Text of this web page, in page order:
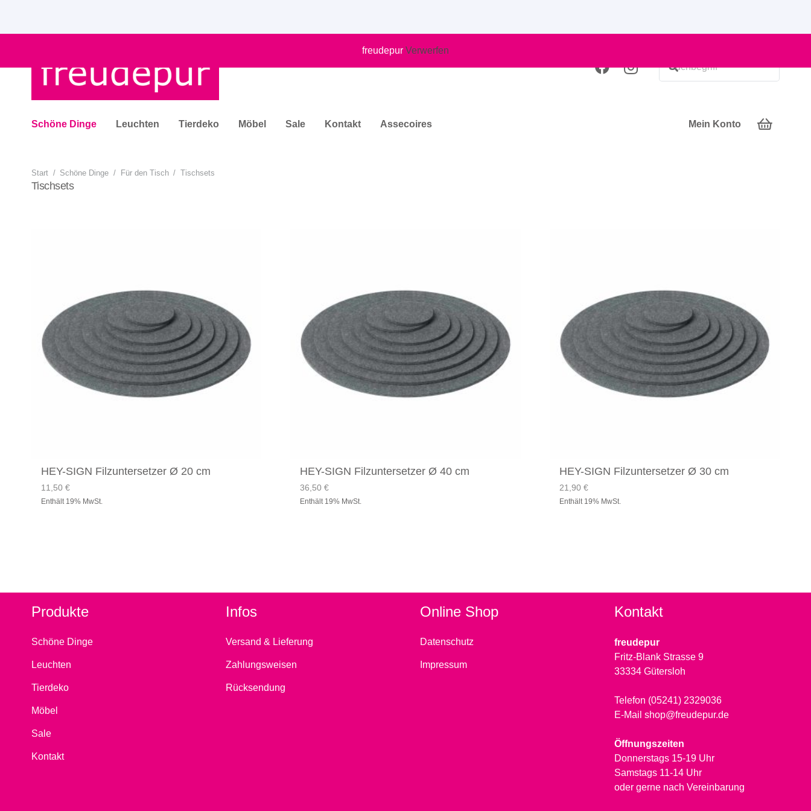
freudepur Verwerfen
Schöne Dinge Leuchten Tierdeko Möbel Sale Kontakt Assecoires Mein Konto
Start / Schöne Dinge / Für den Tisch / Tischsets
Tischsets
HEY-SIGN Filzuntersetzer Ø 20 cm
11,50 €
Enthält 19% MwSt.
HEY-SIGN Filzuntersetzer Ø 40 cm
36,50€
Enthält 19% MwSt.
HEY-SIGN Filzuntersetzer Ø 30 cm
21,90 €
Enthält 19% MwSt.
Produkte
Schöne Dinge
Leuchten
Tierdeko
Möbel
Sale
Kontakt
Infos
Versand & Lieferung
Zahlungsweisen
Rücksendung
Online Shop
Datenschutz
Impressum
Kontakt
freudepur
Fritz-Blank Strasse 9
33334 Gütersloh
Telefon (05241) 2329036
E-Mail shop@freudepur.de
Öffnungszeiten
Donnerstags 15-19 Uhr
Samstags 11-14 Uhr
oder gerne nach Vereinbarung